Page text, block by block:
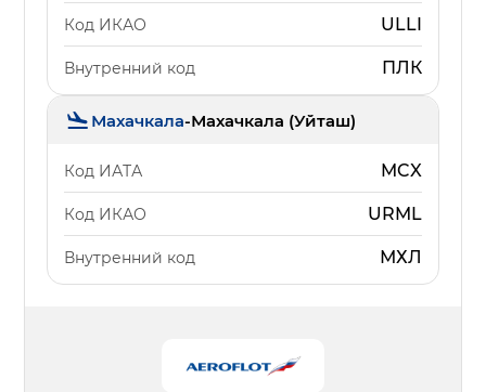
Код ИКАО ULLI
Внутренний код ПЛК
Махачкала-Махачкала (Уйташ)
Код ИАТА MCX
Код ИКАО URML
Внутренний код МХЛ